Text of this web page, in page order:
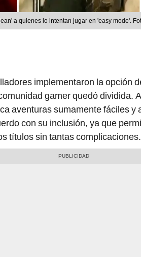
a quienes lo intentan jugar en 'easy mode'.
implementaron la opción
gamer quedó dividida.
aventuras sumamente fáciles y
con su inclusión, ya que
títulos sin tantas complicaciones.